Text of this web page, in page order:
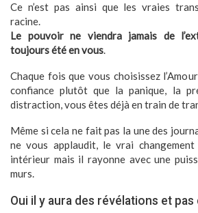
Ce n’est pas ainsi que les vraies
racine.
Le pouvoir ne viendra jamais de
toujours été en vous.
Chaque fois que vous choisissez
confiance plutôt que la panique, la
distraction, vous êtes déjà en train de
Même si cela ne fait pas la une des
ne vous applaudit, le vrai
intérieur mais il rayonne avec une
murs.
Oui il y aura des révélations et